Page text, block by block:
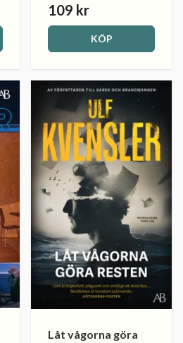
109 kr
KÖP
Låt vågorna göra